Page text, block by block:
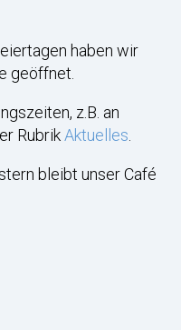
haben wir
geöffnet.
z.B. an
RubrikAktuelles
bleibt unser Café